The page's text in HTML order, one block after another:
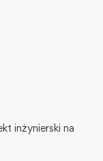
inżynierski na